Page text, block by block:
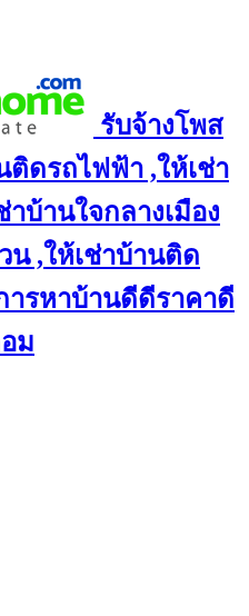
รับจ้างโพส
ติดรถไฟฟ้า ,ให้เช่า
บ้านใจกลางเมือง
น ,ให้เช่าบ้านติด
รหาบ้านดีดีราคาดี
ม